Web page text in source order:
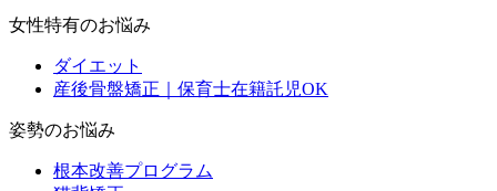
女性特有のお悩み
ダイエット
産後骨盤矯正｜保育士在籍託児OK
姿勢のお悩み
根本改善プログラム